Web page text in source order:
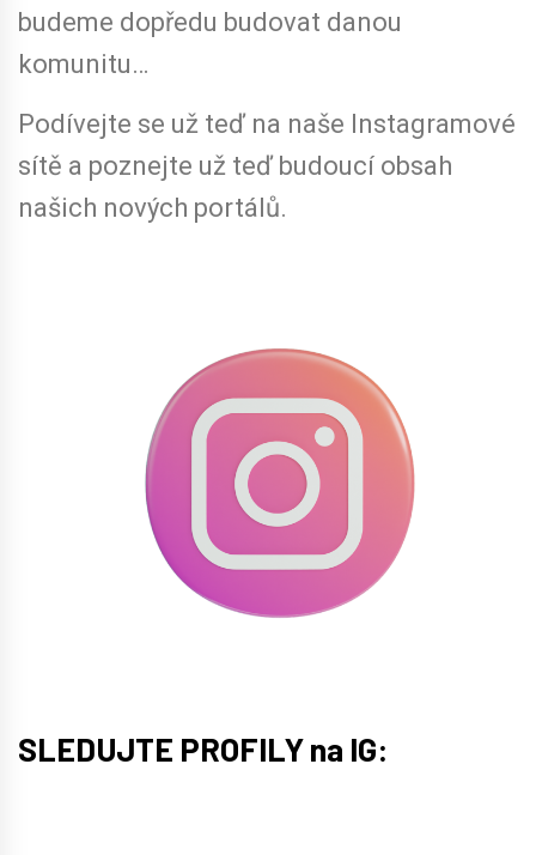
budeme dopředu budovat danou
komunitu…
Podívejte se už teď na naše Instagramové
sítě a poznejte už teď budoucí obsah
našich nových portálů.
SLEDUJTE PROFILY na IG: